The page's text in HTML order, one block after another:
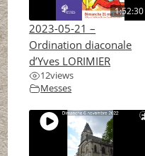
1:52:30
2023-05-21 –
Ordination diaconale
d’Yves LORIMIER
12views
Messes